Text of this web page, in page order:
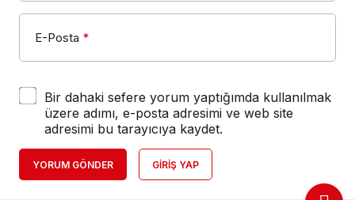
E-Posta *
Bir dahaki sefere yorum yaptığımda kullanılmak
üzere adımı, e-posta adresimi ve web site
adresimi bu tarayıcıya kaydet.
YORUM GÖNDER GIRIŞ YAP